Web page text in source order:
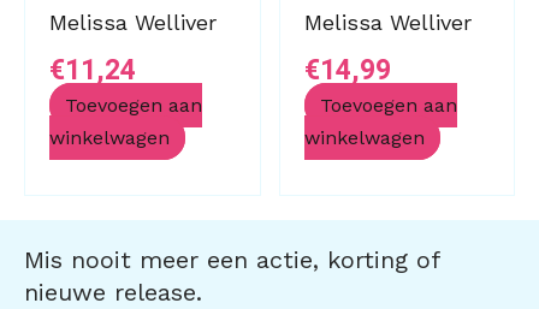
Melissa Welliver
€11,24
Toevoegen aan
winkelwagen
Melissa Welliver
€14,99
Toevoegen aan
winkelwagen
Mis nooit meer een actie, korting of
nieuwe release.